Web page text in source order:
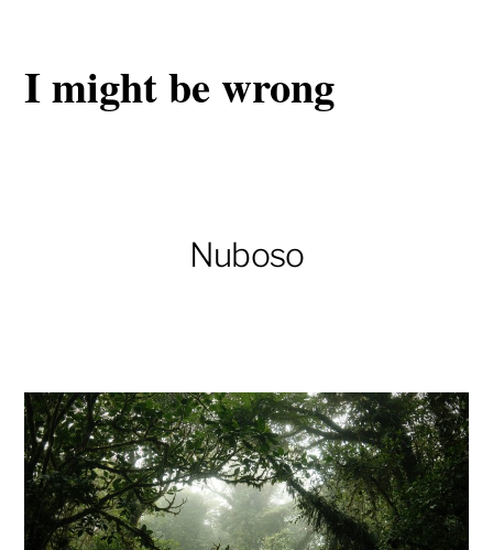
I might be wrong
Nuboso